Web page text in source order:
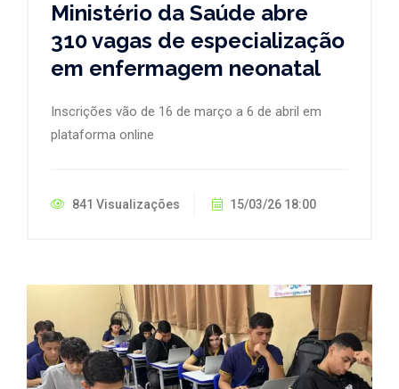
Ministério da Saúde abre
310 vagas de especialização
em enfermagem neonatal
Inscrições vão de 16 de março a 6 de abril em
plataforma online
841 Visualizações 15/03/26 18:00